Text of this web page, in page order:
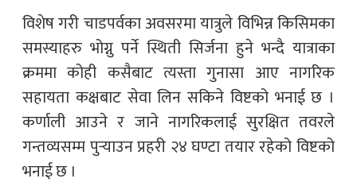
विशेष गरी चाडपर्वका अवसरमा यात्रुले विभिन्न किसिमका
समस्याहरु भोग्नु पर्ने स्थिती सिर्जना हुने भन्दै यात्राका
क्रममा कोही कसैबाट त्यस्ता गुनासा आए नागरिक
सहायता कक्षबाट सेवा लिन सकिने विष्टको भनाई छ ।
कर्णाली आउने र जाने नागरिकलाई सुरक्षित तवरले
गन्तव्यसम्म पुर्‍याउन प्रहरी २४ घण्टा तयार रहेको विष्टको
भनाई छ ।